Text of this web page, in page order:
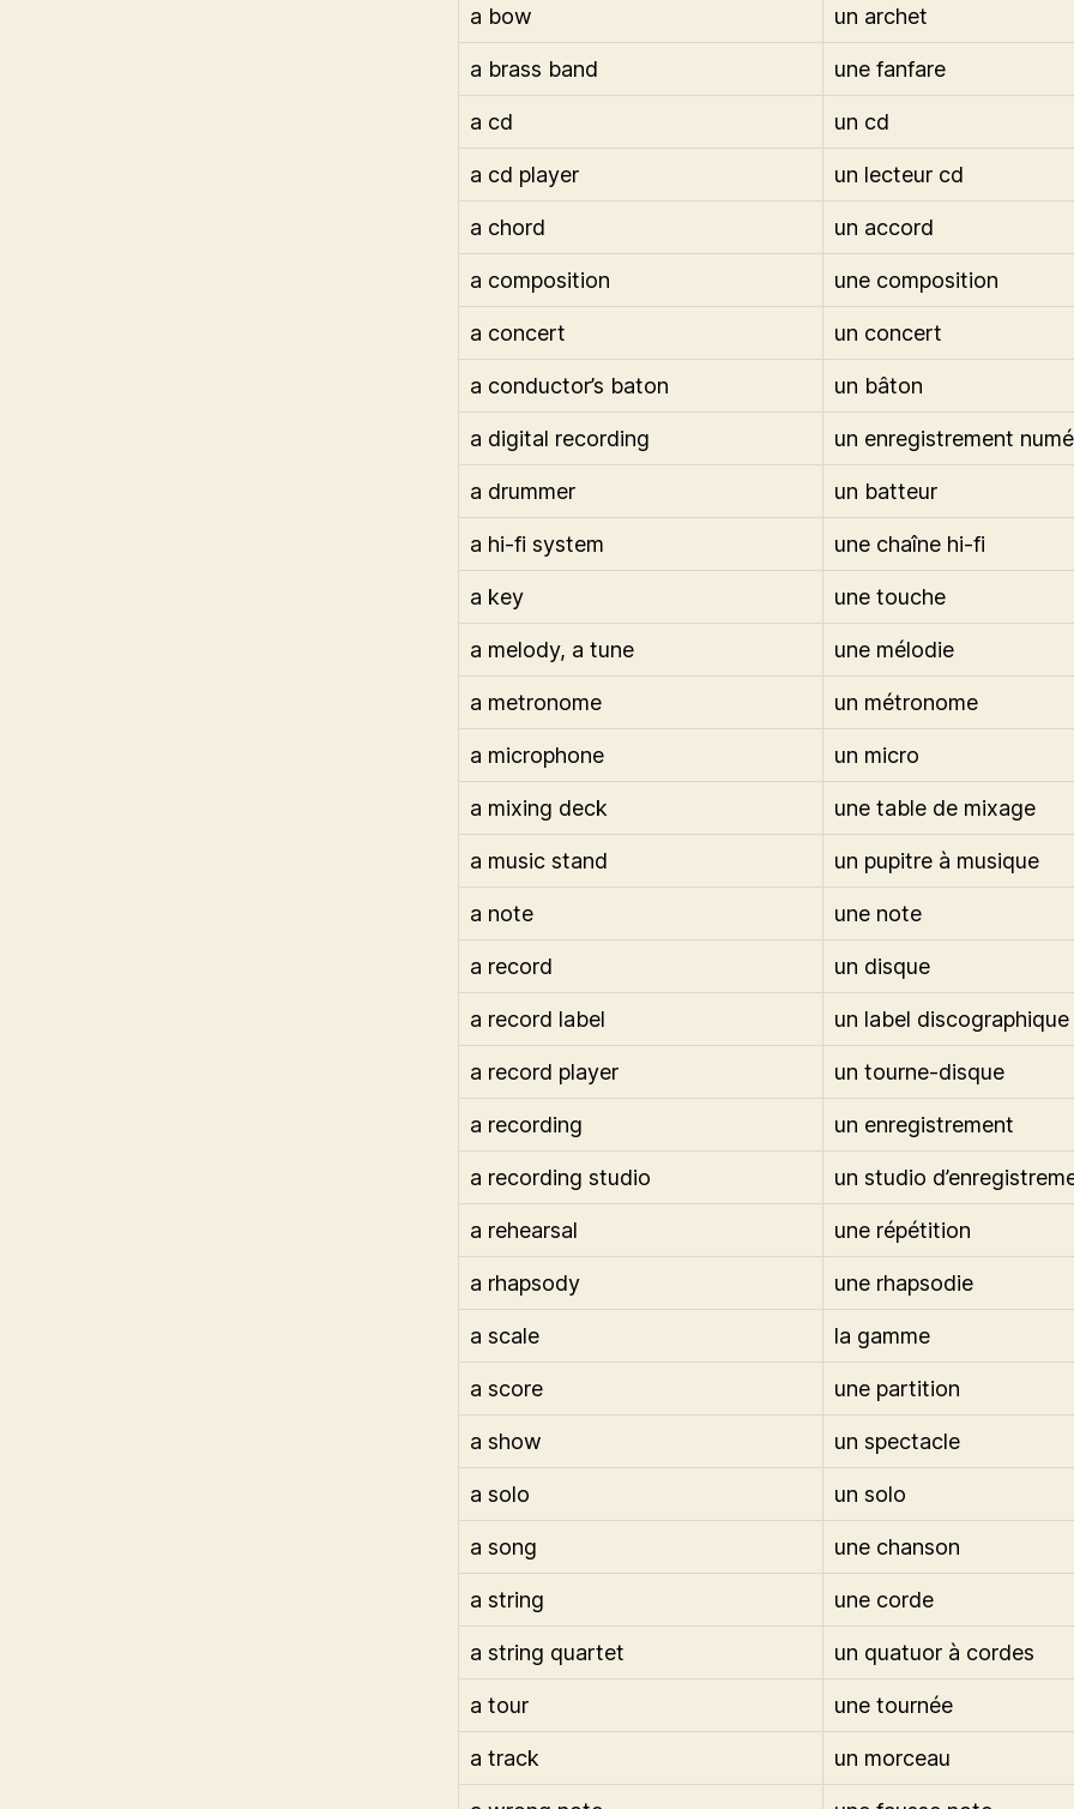
a bow un archet
a brass band une fanfare
a cd un cd
a cd player un lecteur cd
a chord un accord
a composition une composition
a concert un concert
a conductor’s baton un bâton
a digital recording un enregistrement
a drummer un batteur
a hi-fi system une chaîne hi-fi
a key une touche
a melody, a tune une mélodie
a metronome un métronome
a microphone un micro
a mixing deck une table de mixage
a music stand un pupitre à musique
a note une note
a record un disque
a record label un label discographique
a record player un tourne-disque
a recording un enregistrement
a recording studio un studio
a rehearsal une répétition
a rhapsody une rhapsodie
a scale la gamme
a score une partition
a show un spectacle
a solo un solo
a song une chanson
a string une corde
a string quartet un quatuor à cordes
a tour une tournée
a track un morceau